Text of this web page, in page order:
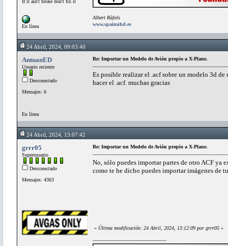
If it ain't broke don't fix it
En línea
Albert Ràfols
www.spainuhd.es
24 Abril, 2024, 09:03:40
AntuanED
Usuario reciente
Desconectado
Mensajes: 6
En línea
Re: Importar un Modelo de Avión propio a X-Plane.
Es posible realizar el .acf sobre un modelo 3d
hacer el .acf. muchas gracias
24 Abril, 2024, 13:07:42
grrr05
Superusuario
Desconectado
Mensajes: 4363
Re: Importar un Modelo de Avión propio a X-Plane.
No, sólo puedes importar partes de otro ACF ya
como te he dicho puedes importar imágenes de
« Última modificación: 24 Abril, 2024, 13:12:09 por grrr05 »